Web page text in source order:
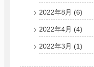
2022年8月 (6)
2022年4月 (4)
2022年3月 (1)